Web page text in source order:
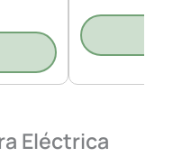
Eléctrica